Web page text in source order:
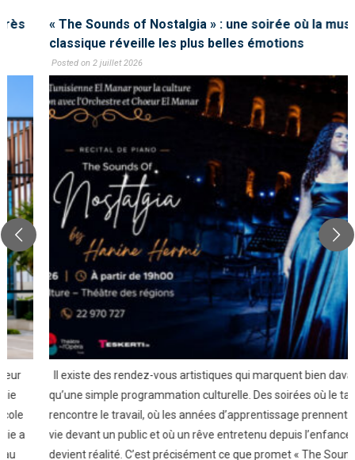
« The Sounds of Nostalgia » : une soirée où la musique
classique réveille les plus belles émotions
Posted on 2 juillet 2026
Il existe des rendez-vous artistiques qui marquent bien davantage
qu’une simple programmation culturelle. Des soirées où le talent
rencontre le travail, où les années d’apprentissage prennent enfin
vie devant un public et où un rêve entretenu depuis l’enfance
devient réalité. C’est précisément ce que promet « The Sounds